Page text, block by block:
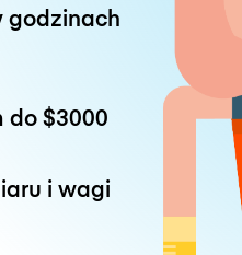
godzinach
do$3000
i wagi